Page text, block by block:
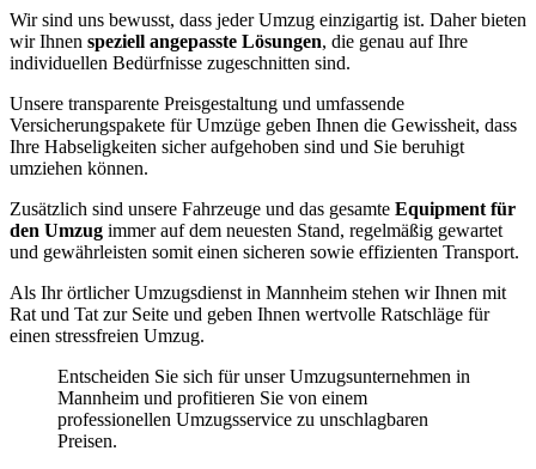
Wir sind uns bewusst, dass jeder Umzug einzigartig ist. Daher bieten
wir Ihnen speziell angepasste Lösungen, die genau auf Ihre
individuellen Bedürfnisse zugeschnitten sind.
Unsere transparente Preisgestaltung und umfassende
Versicherungspakete für Umzüge geben Ihnen die Gewissheit, dass
Ihre Habseligkeiten sicher aufgehoben sind und Sie beruhigt
umziehen können.
Zusätzlich sind unsere Fahrzeuge und das gesamte Equipment für
den Umzug immer auf dem neuesten Stand, regelmäßig gewartet
und gewährleisten somit einen sicheren sowie effizienten Transport.
Als Ihr örtlicher Umzugsdienst in Mannheim stehen wir Ihnen mit
Rat und Tat zur Seite und geben Ihnen wertvolle Ratschläge für
einen stressfreien Umzug.
Entscheiden Sie sich für unser Umzugsunternehmen in
Mannheim und profitieren Sie von einem
professionellen Umzugsservice zu unschlagbaren
Preisen.